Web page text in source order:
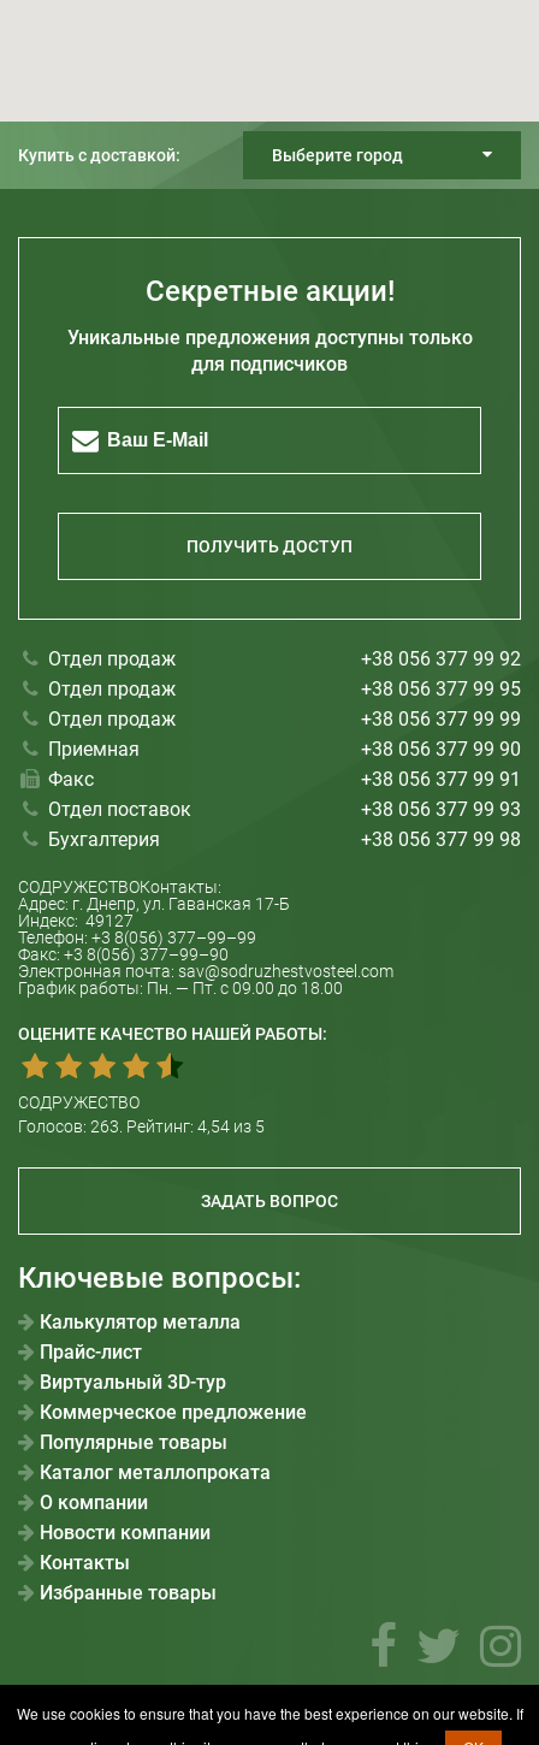
Купить с доставкой: Выберите город
Днепр
Запорожье
Николаев
Секретные акции!
Уникальные предложения доступны только
для подписчиков
ПОЛУЧИТЬ ДОСТУП
Отдел продаж
+38 056 377 99 92
Отдел продаж
+38 056 377 99 95
Отдел продаж
+38 056 377 99 99
Приемная
+38 056 377 99 90
Факс
+38 056 377 99 91
Отдел поставок
+38 056 377 99 93
Бухгалтерия
+38 056 377 99 98
СОДРУЖЕСТВОКонтакты:
Адрес: г. Днепр, ул. Гаванская 17-Б
Индекс: 49127
Телефон: +3 8(056) 377–99–99
Факс: +3 8(056) 377–99–90
Электронная почта: sav@sodruzhestvosteel.com
График работы: Пн. — Пт. с 09.00 до 18.00
ОЦЕНИТЕ КАЧЕСТВО НАШЕЙ РАБОТЫ:
СОДРУЖЕСТВО
Голосов: 263 . Рейтинг: 4,54 из 5
ЗАДАТЬ ВОПРОС
Ключевые вопросы:
Калькулятор металла
Прайс-лист
Виртуальный 3D-тур
Коммерческое предложение
Популярные товары
Каталог металлопроката
О компании
Новости компании
Контакты
Избранные товары
© «СОДРУЖЕСТВО». Все права защищены.
We use cookies to ensure that you have the best experience on our website. If